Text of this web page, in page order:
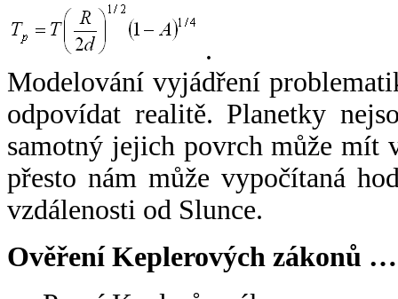
.
Modelování vyjádření
odpovídat realitě. Planetky
samotný jejich povrch může mít
přesto nám může vypočítaná
vzdálenosti od Slunce.
Ověření Keplerových zákonů …